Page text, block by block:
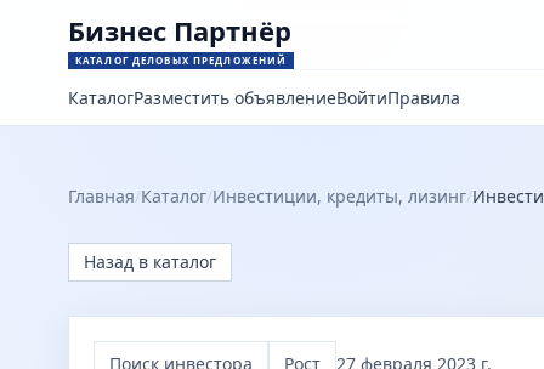
Бизнес Партнёр
КАТАЛОГ ДЕЛОВЫХ ПРЕДЛОЖЕНИЙ
КаталогРазместить объявлениеВойтиПравила
Главная/Каталог/Инвестиции, кредиты, лизинг/
Назад в каталог
Поиск инвестора Рост 27 февраля 2023 г.